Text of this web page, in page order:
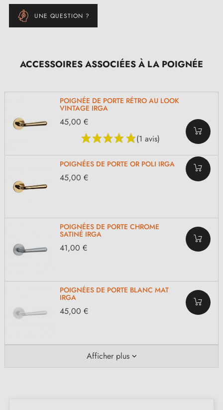
UNE QUESTION ?
ACCESSOIRES ASSOCIÉES À LA POIGNÉE
POIGNÉE DE PORTE RÉTRO AU LOOK
VINTAGE IRGA
(1 avis)
45,00 €
POIGNÉES DE PORTE OR POLI IRGA
45,00 €
POIGNÉES DE PORTE CHROME
SATINÉ IRGA
41,00 €
POIGNÉES DE PORTE BLANC MAT
IRGA
45,00 €
Afficher plus